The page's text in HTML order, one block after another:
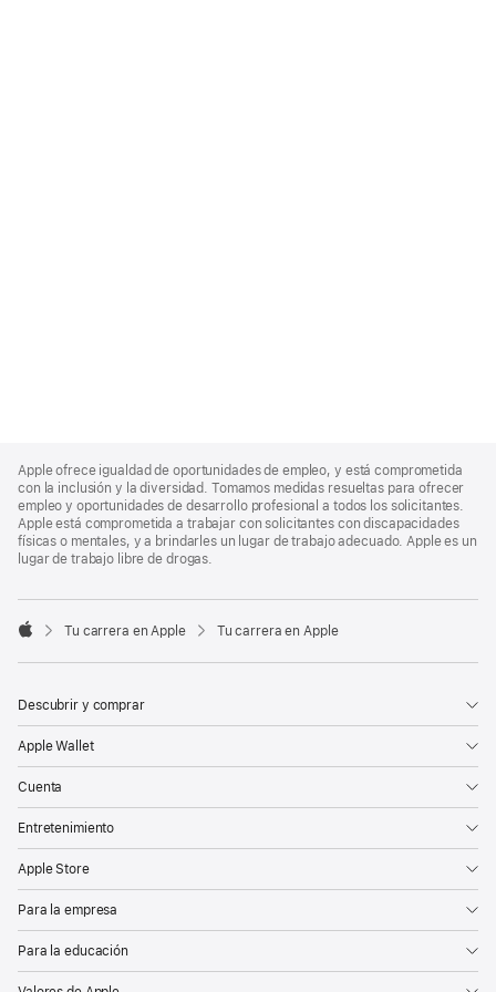
Footer
Apple ofrece igualdad de oportunidades de empleo, y está comprometida
con la inclusión y la diversidad. Tomamos medidas resueltas para ofrecer
empleo y oportunidades de desarrollo profesional a todos los solicitantes.
Apple está comprometida a trabajar con solicitantes con discapacidades
físicas o mentales, y a brindarles un lugar de trabajo adecuado. Apple es un
lugar de trabajo libre de drogas.

Tu carrera en Apple Tu carrera en Apple
Descubrir y comprar
Apple Wallet
Cuenta
Entretenimiento
Apple Store
Para la empresa
Para la educación